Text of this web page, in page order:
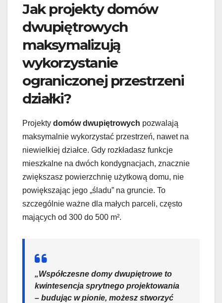
Jak projekty domów
dwupiętrowych
maksymalizują
wykorzystanie
ograniczonej przestrzeni
działki?
Projekty domów dwupiętrowych pozwalają
maksymalnie wykorzystać przestrzeń, nawet na
niewielkiej działce. Gdy rozkładasz funkcje
mieszkalne na dwóch kondygnacjach, znacznie
zwiększasz powierzchnię użytkową domu, nie
powiększając jego „śladu” na gruncie. To
szczególnie ważne dla małych parceli, często
mających od 300 do 500 m².
„Współczesne domy dwupiętrowe to
kwintesencja sprytnego projektowania
– budując w pionie, możesz stworzyć